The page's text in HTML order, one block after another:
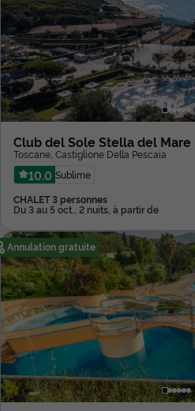
Club del Sole Stella del
Toscane Castiglione Della Pescaia
10.0 Sublime
CHALET 3 personnes
Du 3 au 5 oct., 2 nuits, à partir de
Annulation gratuite